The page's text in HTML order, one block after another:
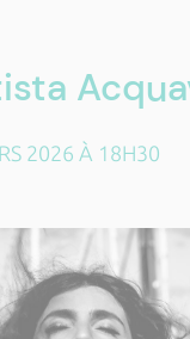
2026 À 18H30